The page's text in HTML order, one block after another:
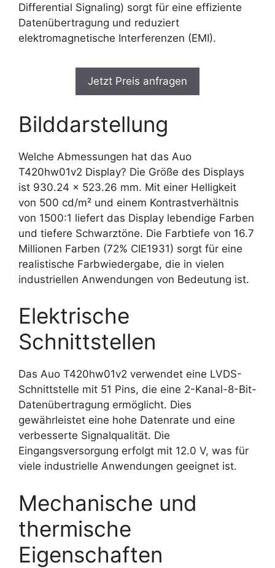
Differential Signaling) sorgt für eine effiziente
Datenübertragung und reduziert
elektromagnetische Interferenzen (EMI).
Jetzt Preis anfragen
Bilddarstellung
Welche Abmessungen hat das Auo
T420hw01v2 Display? Die Größe des Displays
ist 930.24 x 523.26 mm. Mit einer Helligkeit
von 500 cd/m² und einem Kontrastverhältnis
von 1500:1 liefert das Display lebendige Farben
und tiefere Schwarztöne. Die Farbtiefe von 16.7
Millionen Farben (72% CIE1931) sorgt für eine
realistische Farbwiedergabe, die in vielen
industriellen Anwendungen von Bedeutung ist.
Elektrische
Schnittstellen
Das Auo T420hw01v2 verwendet eine LVDS-
Schnittstelle mit 51 Pins, die eine 2-Kanal-8-Bit-
Datenübertragung ermöglicht. Dies
gewährleistet eine hohe Datenrate und eine
verbesserte Signalqualität. Die
Eingangsversorgung erfolgt mit 12.0 V, was für
viele industrielle Anwendungen geeignet ist.
Mechanische und
thermische
Eigenschaften